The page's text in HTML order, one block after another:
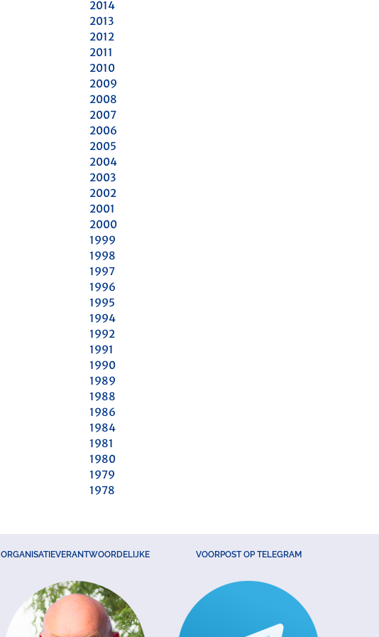
2014
2013
2012
2011
2010
2009
2008
2007
2006
2005
2004
2003
2002
2001
2000
1999
1998
1997
1996
1995
1994
1992
1991
1990
1989
1988
1986
1984
1981
1980
1979
1978
ORGANISATIEVERANTWOORDELIJKE VOORPOST OP TELEGRAM